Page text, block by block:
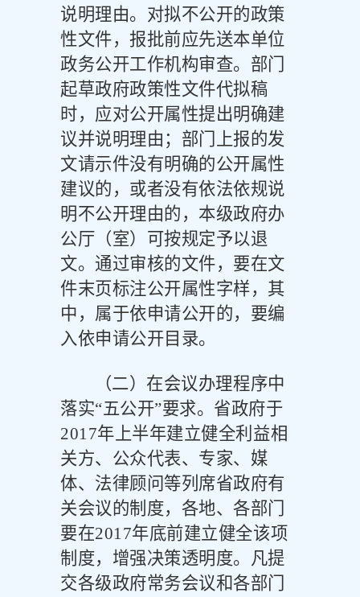
说明理由。对拟不公开的政策
性文件，报批前应先送本单位
政务公开工作机构审查。部门
起草政府政策性文件代拟稿
时，应对公开属性提出明确建
议并说明理由；部门上报的发
文请示件没有明确的公开属性
建议的，或者没有依法依规说
明不公开理由的，本级政府办
公厅（室）可按规定予以退
文。通过审核的文件，要在文
件末页标注公开属性字样，其
中，属于依申请公开的，要编
入依申请公开目录。
（二）在会议办理程序中
落实“五公开”要求。 省政府于
2017年上半年建立健全利益相
关方、公众代表、专家、媒
体、法律顾问等列席省政府有
关会议的制度，各地、各部门
要在2017年底前建立健全该项
制度，增强决策透明度。凡提
交各级政府常务会议和各部门